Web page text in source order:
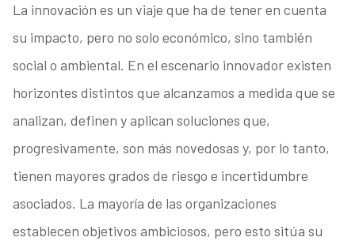
La innovación es un viaje que ha de tener en cuenta
su impacto, pero no solo económico, sino también
social o ambiental. En el escenario innovador existen
horizontes distintos que alcanzamos a medida que se
analizan, definen y aplican soluciones que,
progresivamente, son más novedosas y, por lo tanto,
tienen mayores grados de riesgo e incertidumbre
asociados. La mayoría de las organizaciones
establecen objetivos ambiciosos, pero esto sitúa su